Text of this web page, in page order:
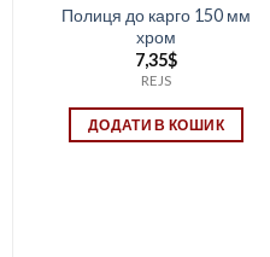
Полиця до карго 150 мм
хром
7,35$
REJS
ДОДАТИ В КОШИК